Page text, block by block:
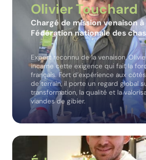
Olivier Touchard
Chargé de mission venaison à
Fédération nationale des
Expert reconnu de la venaison,
incarne cette exigence qui fait la
français. Fort d’expérience aux
de terrain, il porte un regard global
transformation, la qualité et la
viandes de gibier.